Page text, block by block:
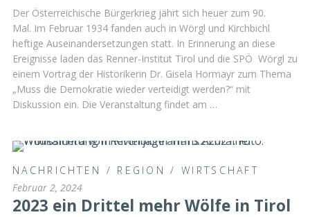
Der Österreichische Bürgerkrieg jährt sich heuer zum 90.
Mal. Im Februar 1934 fanden auch in Wörgl und Kirchbichl
heftige Auseinandersetzungen statt. In Erinnerung an diese
Ereignisse laden das Renner-Institut Tirol und die SPÖ Wörgl zu
einem Vortrag der Historikerin Dr. Gisela Hormayr zum Thema
„Muss die Demokratie wieder verteidigt werden?“ mit
Diskussion ein. Die Veranstaltung findet am …
NACHRICHTEN / REGION /WIRTSCHAFT
Februar 2, 2024
2023 ein Drittel mehr Wölfe in Tirol